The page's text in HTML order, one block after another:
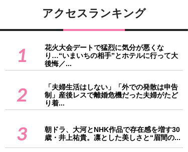
アクセスランキング
1
花火大会デートで猛烈に気分が悪くな
り…“いまいちの相手”とホテルに行って大
後悔／...
2
「夫婦生活はしない」「外での発散は申告
制」産後レスで離婚危機だった夫婦がたど
り着...
3
朝ドラ、大河とNHK作品で存在感を増す30
歳・井上祐貴。凛とした美しさと“眉間の...